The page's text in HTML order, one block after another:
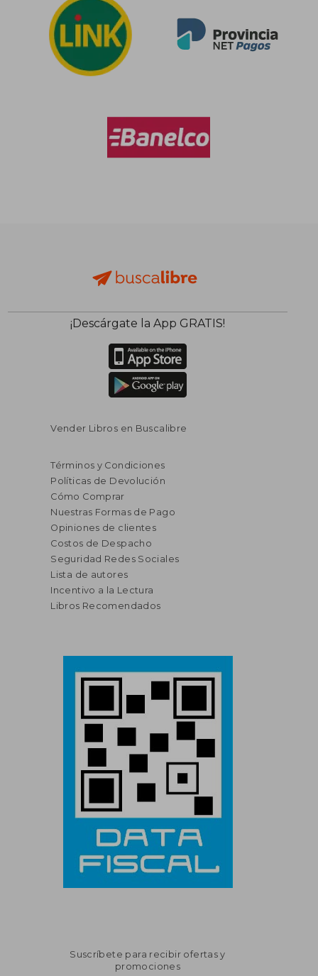
¡Descárgate la App GRATIS!
Vender Libros en Buscalibre
Términos y Condiciones
Políticas de Devolución
Cómo Comprar
Nuestras Formas de Pago
Opiniones de clientes
Costos de Despacho
Seguridad Redes Sociales
Lista de autores
Incentivo a la Lectura
Libros Recomendados
Suscríbete para recibir ofertas y
promociones